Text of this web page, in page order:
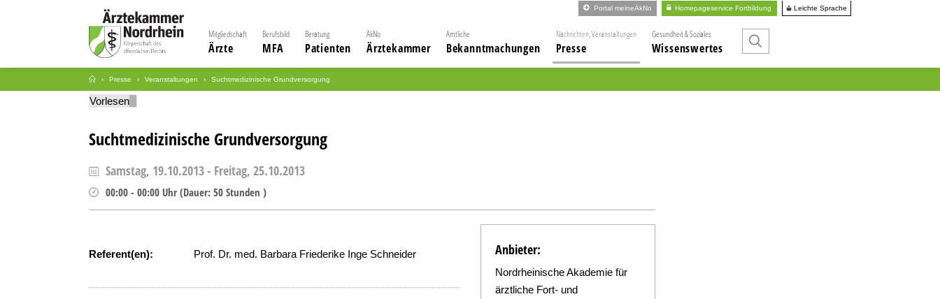
Portal meineÄkNo Homepageservice Fortbildung Leichte Sprache
Mitgliedschaft
Ärzte
Berufsbild
MFA
Beratung
Patienten
ÄkNo
Ärztekammer
Amtliche
Bekanntmachungen
Nachrichten, Veranstaltungen
Presse
Gesundheit & Soziales
Wissenswertes
Presse Veranstaltungen Suchtmedizinische Grundversorgung
Vorlesen
Suchtmedizinische Grundversorgung
Samstag, 19.10.2013- Freitag, 25.10.2013
00:00 - 00:00 Uhr (Dauer: 50 Stunden )
Referent(en): Prof. Dr. med. Barbara Friederike Inge Schneider Anbieter:
Nordrheinische Akademie für
ärztliche Fort- und